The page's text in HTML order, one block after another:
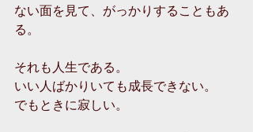
ない面を見て、がっかりすることもあ
る。
それも人生である。
いい人ばかりいても成長できない。
でもときに寂しい。